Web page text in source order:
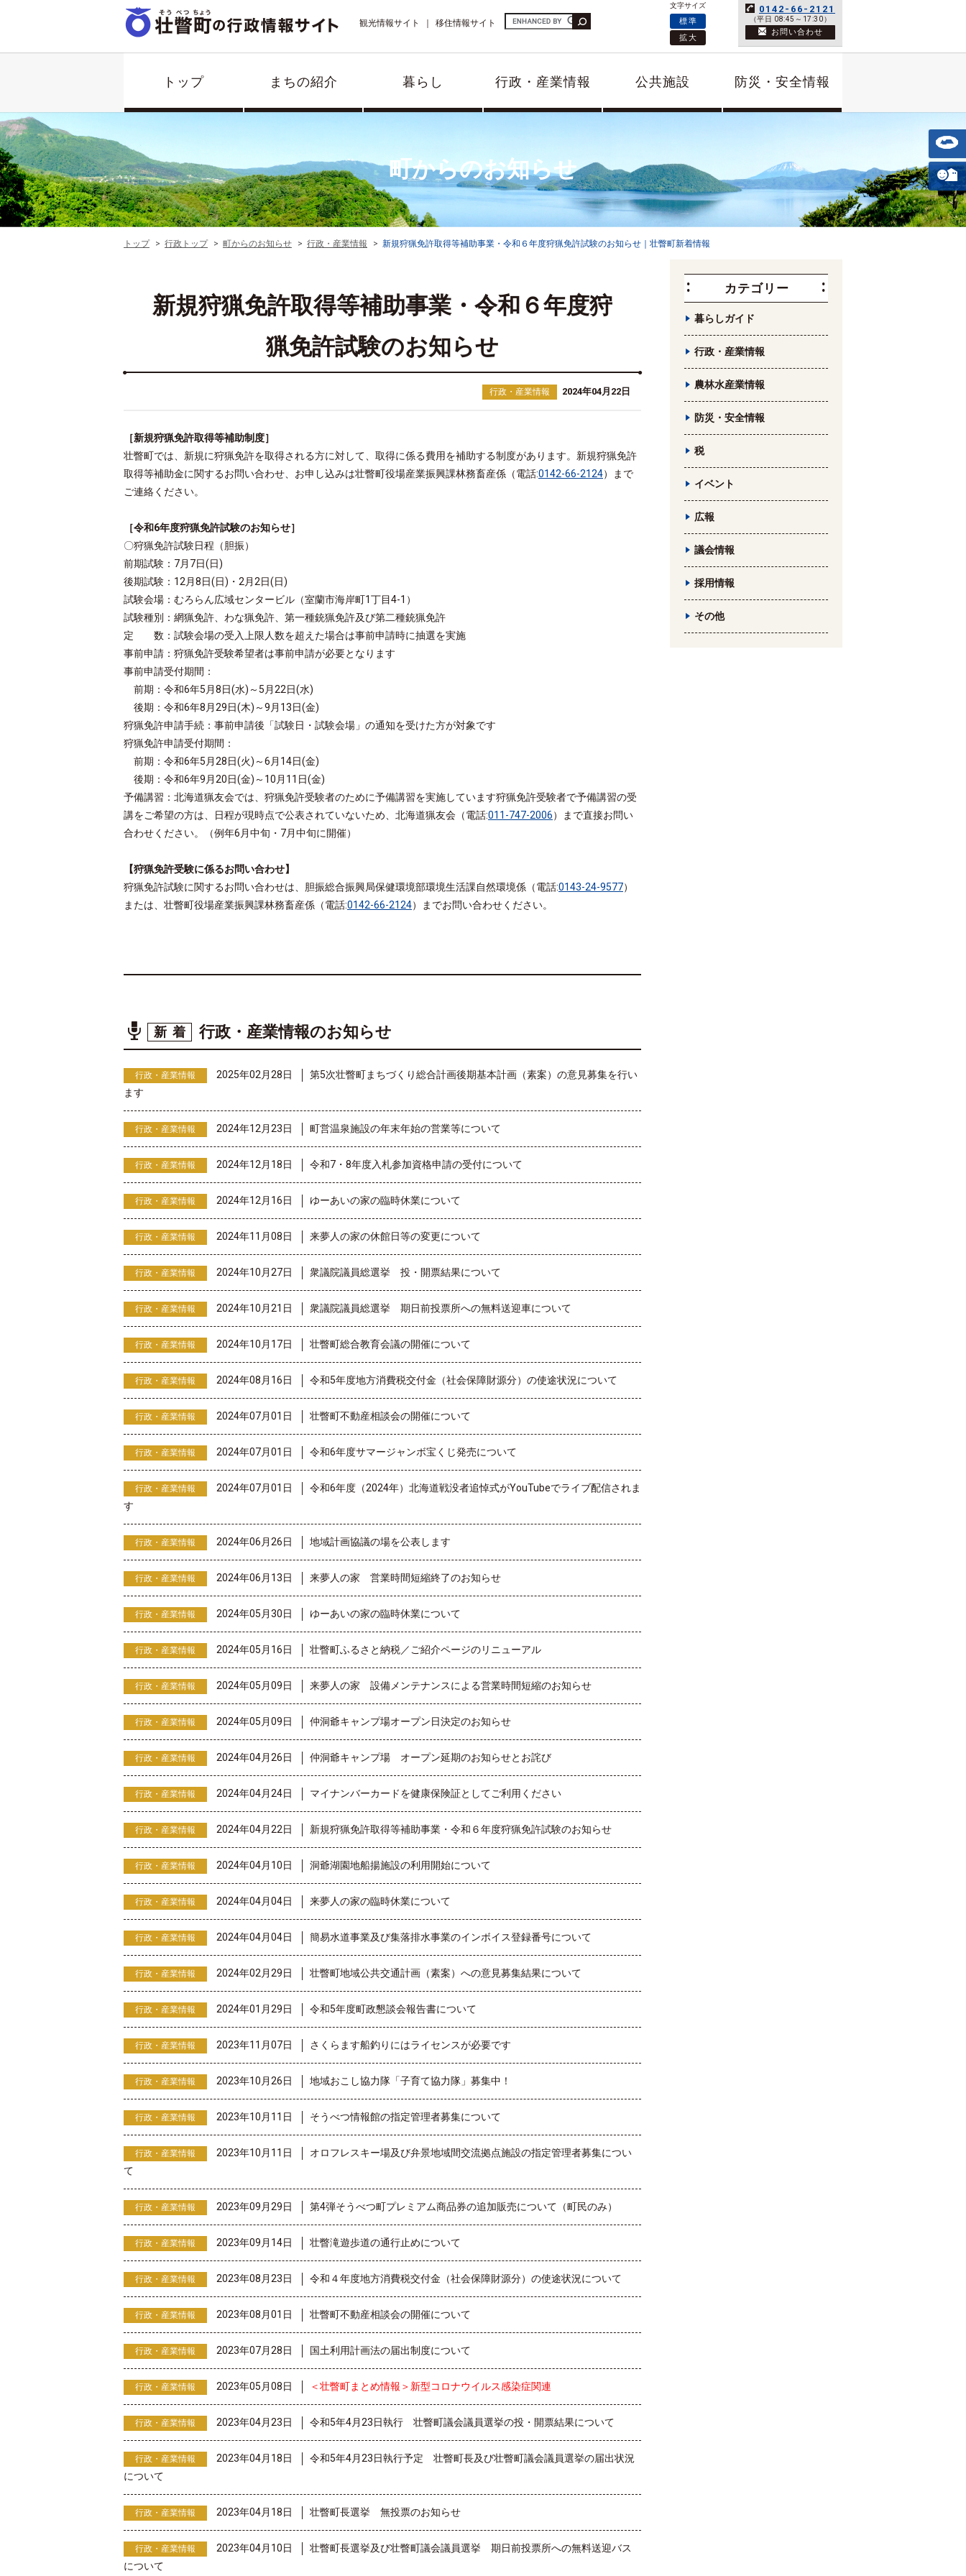
トップ まちの紹介 暮らし 行政・産業情報 公共施設 防災・安全情報
文字サイズ
標準
拡大
観光情報サイト 移住情報サイト
0142-66-2121
（平日 08:45～17:30）
お問い合わせ
町からのお知らせ
トップ 行政トップ 町からのお知らせ 行政・産業情報 新規狩猟免許取得等補助事業・令和６年度狩猟免許試験のお知らせ｜壮瞥町新着情報
新規狩猟免許取得等補助事業・令和６年度狩
猟免許試験のお知らせ
行政・産業情報 2024年04月22日
［新規狩猟免許取得等補助制度］
壮瞥町では、新規に狩猟免許を取得される方に対して、取得に係る費用を補助する制度があります。新規狩猟免許
取得等補助金に関するお問い合わせ、お申し込みは壮瞥町役場産業振興課林務畜産係（電話:0142-66-2124）
まで
ご連絡ください。
［令和6年度狩猟免許試験のお知らせ］
〇狩猟免許試験日程（胆振）
前期試験：7月7日(日)
後期試験 ： 12月8日(日)・2月2日(日)
試験会場：むろらん広域センタービル（室蘭市海岸町1丁目4-1 ）
試験種別：網猟免許、わな猟免許、第一種銃猟免許及び第二種銃猟免許
定 数： 試験会場の受入上限人数を超えた場合は事前申請時に抽選を実施
事前申請：狩猟免許受験希望者は事前申請が必要となります
事前申請受付期間：
前期：令和6年5月8日(水)～5月22日(水)
後期： 令和6年8月29日(木)～9月13日(金)
狩猟免許申請手続：事前申請後「試験日・試験会場」の通知を受けた方が対象です
狩猟免許申請受付期間：
前期：令和6年5月28日(火)～6月14日(金)
後期：令和6年9月20日(金)～10月11日(金)
予備講習：北海道猟友会では、狩猟免許受験者のために予備講習を実施しています狩猟免許受験者で予備講習の受
講をご希望の方は、日程が現時点で公表されていないため、北海道猟友会（電話:011-747-2006）まで直接お問い
合わせください。（例年6 月中旬・ 7月中旬に開催）
【狩猟免許受験に係るお問い合わせ】
狩猟免許試験に関するお問い合わせは、胆振総合振興局保健環境部環境生活課自然環境係（電話:0143-24-9577）
または、壮瞥町役場産業振興課林務畜産係（電話:0142-66-2124）までお問い合わせください。
新着 行政・産業情報のお知らせ
行政・産業情報 2025年02月28日
第5次壮瞥町まちづくり総合計画後期基本計画（素案）の意見募集を行い
ます
行政・産業情報 2024年12月23日 町営温泉施設の年末年始の営業等について
行政・産業情報 2024年12月18日 令和7・8年度入札参加資格申請の受付について
行政・産業情報 2024年12月16日 ゆーあいの家の臨時休業について
行政・産業情報 2024年11月08日 来夢人の家の休館日等の変更について
行政・産業情報 2024年10月27日 衆議院議員総選挙 投・開票結果について
行政・産業情報 2024年10月21日 衆議院議員総選挙 期日前投票所への無料送迎車について
行政・産業情報 2024年10月17日 壮瞥町総合教育会議の開催について
行政・産業情報 2024年08月16日 令和5年度地方消費税交付金（社会保障財源分）の使途状況について
行政・産業情報 2024年07月01日 壮瞥町不動産相談会の開催について
行政・産業情報 2024年07月01日 令和6年度サマージャンボ宝くじ発売について
行政・産業情報 2024年07月01日
令和6年度（2024年）北海道戦没者追悼式がYouTubeでライブ配信されま
す
行政・産業情報 2024年06月26日 地域計画協議の場を公表します
行政・産業情報 2024年06月13日 来夢人の家 営業時間短縮終了のお知らせ
行政・産業情報 2024年05月30日 ゆーあいの家の臨時休業について
行政・産業情報 2024年05月16日 壮瞥町ふるさと納税／ご紹介ページのリニューアル
行政・産業情報 2024年05月09日 来夢人の家 設備メンテナンスによる営業時間短縮のお知らせ
行政・産業情報 2024年05月09日 仲洞爺キャンプ場オープン日決定のお知らせ
行政・産業情報 2024年04月26日 仲洞爺キャンプ場 オープン延期のお知らせとお詫び
行政・産業情報 2024年04月24日 マイナンバーカードを健康保険証としてご利用ください
行政・産業情報 2024年04月22日 新規狩猟免許取得等補助事業・令和６年度狩猟免許試験のお知らせ
行政・産業情報 2024年04月10日 洞爺湖園地船揚施設の利用開始について
行政・産業情報 2024年04月04日 来夢人の家の臨時休業について
行政・産業情報 2024年04月04日 簡易水道事業及び集落排水事業のインボイス登録番号について
行政・産業情報 2024年02月29日 壮瞥町地域公共交通計画（素案）への意見募集結果について
行政・産業情報 2024年01月29日 令和5年度町政懇談会報告書について
行政・産業情報 2023年11月07日 さくらます船釣りにはライセンスが必要です
行政・産業情報 2023年10月26日 地域おこし協力隊「子育て協力隊」募集中！
行政・産業情報 2023年10月11日 そうべつ情報館の指定管理者募集について
行政・産業情報 2023年10月11日
オロフレスキー場及び弁景地域間交流拠点施設の指定管理者募集につい
て
行政・産業情報 2023年09月29日 第4弾そうべつ町プレミアム商品券の追加販売について（町民のみ）
行政・産業情報 2023年09月14日 壮瞥滝遊歩道の通行止めについて
行政・産業情報 2023年08月23日 令和４年度地方消費税交付金（社会保障財源分）の使途状況について
行政・産業情報 2023年08月01日 壮瞥町不動産相談会の開催について
行政・産業情報 2023年07月28日 国土利用計画法の届出制度について
行政・産業情報 2023年05月08日 ＜壮瞥町まとめ情報＞新型コロナウイルス感染症関連
行政・産業情報 2023年04月23日 令和5年4月23日執行 壮瞥町議会議員選挙の投・開票結果について
行政・産業情報 2023年04月18日
令和5年4月23日執行予定 壮瞥町長及び壮瞥町議会議員選挙の届出状況
について
行政・産業情報 2023年04月18日 壮瞥町長選挙 無投票のお知らせ
行政・産業情報 2023年04月10日
壮瞥町長選挙及び壮瞥町議会議員選挙 期日前投票所への無料送迎バス
について
カテゴリー
暮らしガイド
行政・産業情報
農林水産業情報
防災・安全情報
税
イベント
広報
議会情報
採用情報
その他